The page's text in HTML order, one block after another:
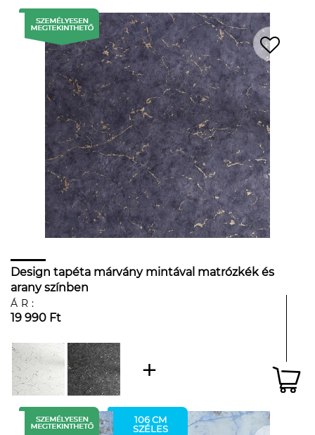
Design tapéta márvány mintával matrózkék és
arany színben
ÁR:
19 990 Ft
106 CM
SZÉLES